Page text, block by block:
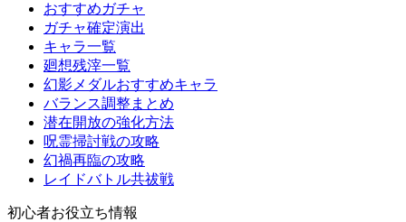
おすすめガチャ
ガチャ確定演出
キャラ一覧
廻想残滓一覧
幻影メダルおすすめキャラ
バランス調整まとめ
潜在開放の強化方法
呪霊掃討戦の攻略
幻禍再臨の攻略
レイドバトル共祓戦
初心者お役立ち情報